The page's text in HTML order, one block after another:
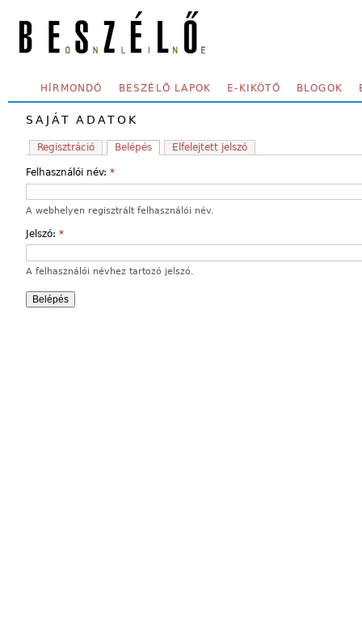
SECONDARY MENU
HÍRMONDÓ BESZÉLŐ LAPOK E-KIKÖTŐ BLOGOK
SAJÁT ADATOK
Regisztráció Belépés Elfelejtett jelszó
Felhasználói név: *
A webhelyen regisztrált felhasználói név.
Jelszó: *
A felhasználói névhez tartozó jelszó.